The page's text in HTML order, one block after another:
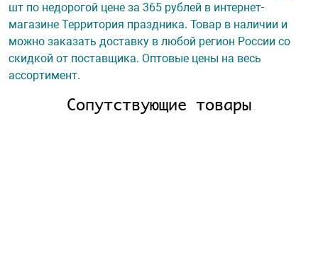
шт по недорогой цене за 365 рублей в интернет-
магазине Территория праздника. Товар в наличии и
можно заказать доставку в любой регион России со
скидкой от поставщика. Оптовые цены на весь
ассортимент.
Сопутствующие товары